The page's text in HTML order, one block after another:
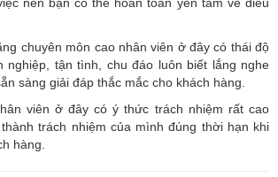
chuyên môn cao nhân viên ở đây có thái độ
nghiệp, tận tình, chu đáo luôn biết lắng nghe
sàng giải đáp thắc mắc cho khách hàng.
viên ở đây có ý thức trách nhiệm rất cao
trách nhiệm của mình đúng thời hạn khi
hàng.